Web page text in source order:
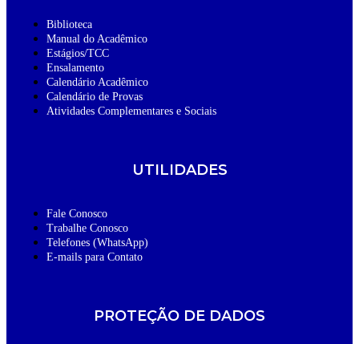
Biblioteca
Manual do Acadêmico
Estágios/TCC
Ensalamento
Calendário Acadêmico
Calendário de Provas
Atividades Complementares e Sociais
UTILIDADES
Fale Conosco
Trabalhe Conosco
Telefones (WhatsApp)
E-mails para Contato
PROTEÇÃO DE DADOS